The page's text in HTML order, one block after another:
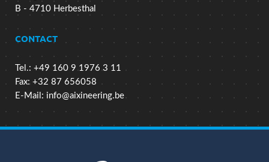
B - 4710 Herbesthal
CONTACT
Tel.: +49 160 9 1976 3 11
Fax: +32 87 656058
E-Mail: info@aixineering.be